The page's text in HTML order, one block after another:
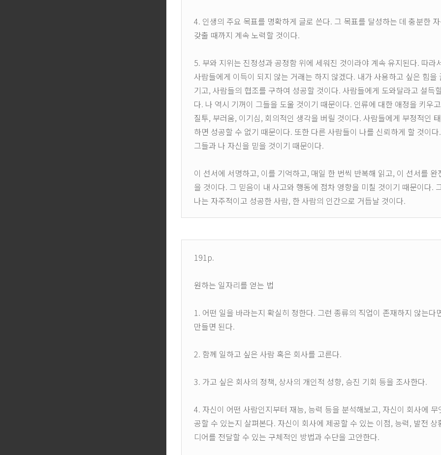
4. 인생의 주요 목표를 명확하게 글로 쓴다. 그 목표를 달성하는 데 충분한
갖출 때까지 계속 노력할 것이다.
5. 부와 지위는 진정성과 공정함 위에 세워진 것이라야 계속 유지된다. 따라
사람들에게 이득이 되지 않는 거래는 하지 않겠다. 내가 사용하고 싶은 힘을
기고, 사람들의 협조를 구하여 성공할 것이다. 사람들에게 도와달라고 설득
다. 나 역시 기꺼이 그들을 도울 것이기 때문이다. 인류에 대한 애정을 키우
질투, 부러움, 이기심, 회의적인 생각을 버릴 것이다. 사람들에게 부정적인
하면 성공할 수 없기 때문이다. 또한 다른 사람들이 나를 신뢰하게 할 것이다
그들과 나 자신을 믿을 것이기 때문이다.
이 선서에 서명하고, 이를 기억하고, 매일 한 번씩 반복해 읽고, 이 선서를 완
을 것이다. 그 믿음이 내 사고와 행동에 점차 영향을 미칠 것이기 때문이다.
나는 자주적이고 성공한 사람, 한 사람의 인간으로 거듭날 것이다.
191p.
원하는 일자리를 얻는 법
1. 어떤 일을 바라는지 확실히 정한다. 그런 종류의 직업이 존재하지 않는다
만들면 된다.
2. 함께 일하고 싶은 사람 혹은 회사를 고른다.
3. 가고 싶은 회사의 정책, 상사의 개인적 성향, 승진 기회 등을 조사한다.
4. 자신이 어떤 사람인지부터 재능, 능력 등을 분석해보고, 자신이 회사에 무
공할 수 있는지 살펴본다. 자신이 회사에 제공할 수 있는 이점, 능력, 발전 상
디어를 전달할 수 있는 구체적인 방법과 수단을 고안한다.